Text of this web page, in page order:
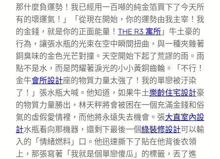
那什麼負運勢！我已經用一百噸的純金箔買下了今天所
有的壞運氣！」「從現在開始，你的運勢由我主宰！我
的金錢，就是你的正面能量！ THE R3 寓所 」牛土豪的
行為，讓張水瓶的光束在空中瞬間扭曲，與一種夾雜著
銅臭味的金色光芒對撞。天空開始下起了荒謬的雨。雨
點不是水，而是閃耀著淚光的小小黃銅齒輪。「不行！
金牛會所設計座的物質力量太強了！我的單戀被汙染
了！」張水瓶大喊。他知道，如果牛土樂齡住宅設計豪
的物質力量勝出，林天秤將會被困在一個充滿金錢和俗
氣的虛假愛情裡，而他將永遠失去機會。張大直室內設
計水瓶看向那機器，還剩下最後一個綠裝修設計可以輸
入的「情緒燃料」口。他迅速撕下了貼在他背後衣領
上，那張寫著「我就是個單戀傻瓜」的標籤，丟了進